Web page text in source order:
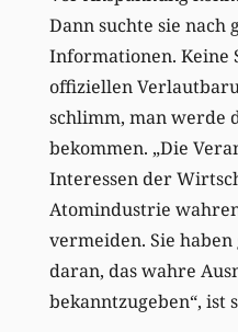
Dann suchte sie nach
Informationen. Keine
offiziellen
schlimm, man werde
bekommen. „Die
Interessen der
Atomindustrie
vermeiden. Sie
daran, das wahre
bekanntzugeben“, ist